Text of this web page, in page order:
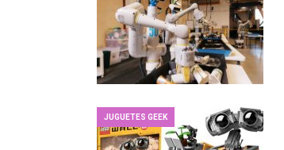
JUGUETES GEEK